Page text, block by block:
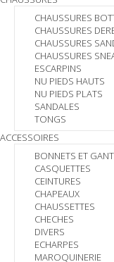
CHAUSSURES
CHAUSSURES
CHAUSSURES
CHAUSSURES
ESCARPINS
NU PIEDS HAUTS
NU PIEDS PLATS
SANDALES
TONGS
ACCESSOIRES
BONNETS ET
CASQUETTES
CEINTURES
CHAPEAUX
CHAUSSETTES
CHECHES
DIVERS
ECHARPES
MAROQUINERIE